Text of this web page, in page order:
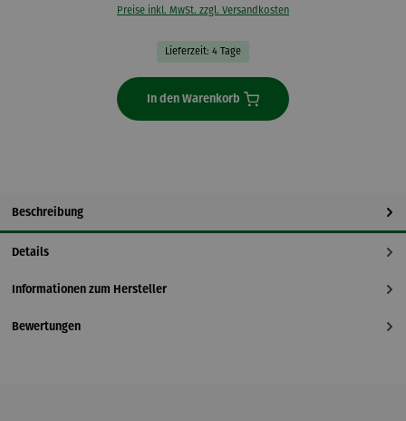
Preise inkl. MwSt. zzgl. Versandkosten
Lieferzeit: 4 Tage
In den Warenkorb
Beschreibung
Details
Informationen zum Hersteller
Bewertungen